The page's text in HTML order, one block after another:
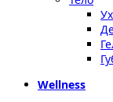
Wellness